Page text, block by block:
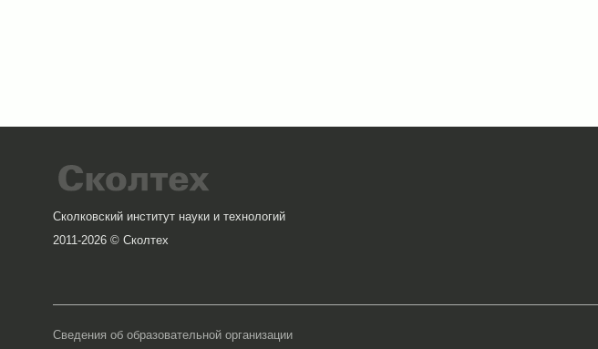
Сколковский институт науки и технологий
2011-2026 © Сколтех
Сведения об образовательной организации